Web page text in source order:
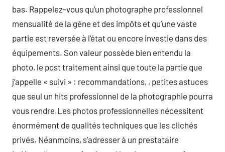
bas. Rappelez-vous qu’un photographe professionnel
mensualité de la gêne et des impôts et qu’une vaste
partie est reversée à l’état ou encore investie dans des
équipements. Son valeur possède bien entendu la
photo, le post traitement ainsi que toute la partie que
j’appelle « suivi » : recommandations, , petites astuces
que seul un hits professionnel de la photographie pourra
vous rendre.Les photos professionnelles nécessitent
énormément de qualités techniques que les clichés
privés. Néanmoins, s’adresser à un prestataire